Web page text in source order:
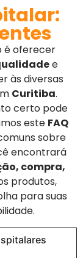
é oferecer
e
às diversas
Curitiba.
certo pode
este FAQ
sobre
encontrará
compra,
produtos,
para suas